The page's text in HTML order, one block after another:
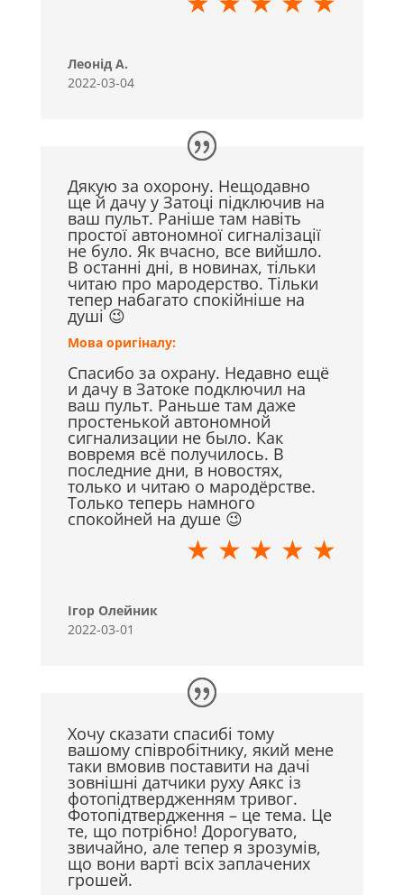
Леонід А.
2022-03-04
Дякую за охорону. Нещодавно
ще й дачу у Затоці підключив на
ваш пульт. Раніше там навіть
простої автономної сигналізації
не було. Як вчасно, все вийшло.
В останні дні, в новинах, тільки
читаю про мародерство. Тільки
тепер набагато спокійніше на
душі 😉
Мова оригіналу:
Спасибо за охрану. Недавно ещё
и дачу в Затоке подключил на
ваш пульт. Раньше там даже
простенькой автономной
сигнализации не было. Как
вовремя всё получилось. В
последние дни, в новостях,
только и читаю о мародёрстве.
Только теперь намного
спокойней на душе 😉
★ ★ ★ ★ ★
Ігор Олейник
2022-03-01
Хочу сказати спасибі тому
вашому співробітнику, який мене
таки вмовив поставити на дачі
зовнішні датчики руху Аякс із
фотопідтвердженням тривог.
Фотопідтвердження – це тема. Це
те, що потрібно! Дорогувато,
звичайно, але тепер я зрозумів,
що вони варті всіх заплачених
грошей.